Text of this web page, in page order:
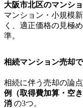
大阪市北区のマンショ
マンション・小規模
く、適正価格の見極
準。
相続マンション売却
相続に伴う売却の論点
例（取得費加算・空
消 の3つ。